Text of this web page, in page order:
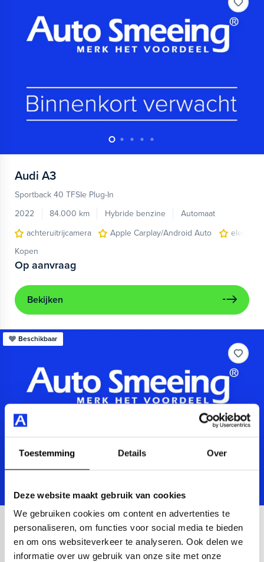
Toestemming Details Over
Deze website maakt gebruik van cookies
We gebruiken cookies om content en advertenties te
personaliseren, om functies voor social media te bieden
en om ons websiteverkeer te analyseren. Ook delen we
informatie over uw gebruik van onze site met onze
Audi A3
Sportback 40 TFSIe Plug-In
2022
84.000 km Hybride benzine
Automaat
achteruitrijcamera
Apple Carplay/Android Auto
Kopen
Op aanvraag
Bekijken
Beschikbaar
Audi A3
Sportback 40 TFSIe Advanced